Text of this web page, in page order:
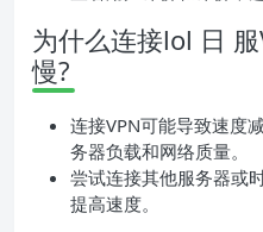
为什么连接lol 日
慢?
连接VPN可能导致速度
务器负载和网络质量。
尝试连接其他服务器或
提高速度。